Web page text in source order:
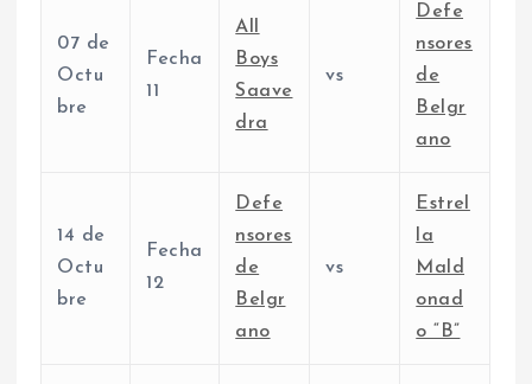
07 de
Octu
bre
Fecha
11
All
Boys
Saave
dra
vs
Defe
nsores
de
Belgr
ano
14 de
Octu
bre
Fecha
12
Defe
nsores
de
Belgr
ano
vs
Estrel
la
Mald
onad
o “B”